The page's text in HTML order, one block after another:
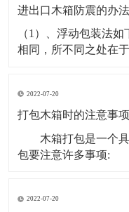
资料做出的木箱可直
进出口木箱防震的办
（1）、浮动包装法
相同，所不同之处在
箱的用包装材料把易
可以吸收振动或冲击
2022-07-20
打包木箱时的注意事项
木箱打包是一个具
包要注意许多事项:
木箱打包之前要先上
2022-07-20